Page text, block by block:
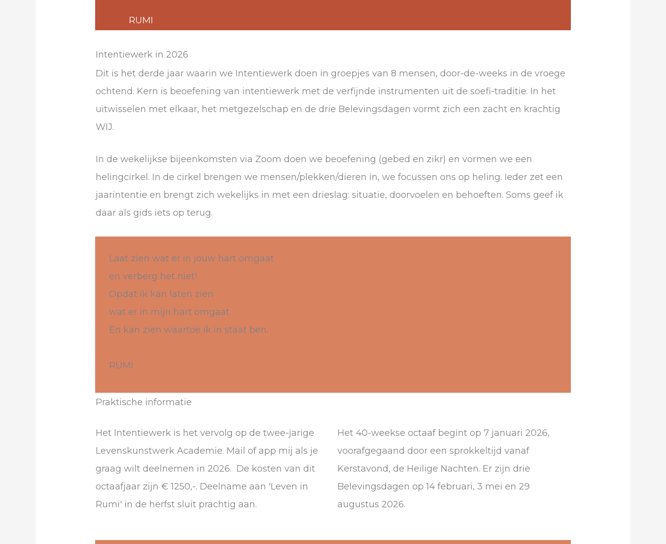
RUMI
Intentiewerk in 2026
Dit is het derde jaar waarin we Intentiewerk doen in groepjes van 8 mensen, door-de-weeks in de vroege
ochtend. Kern is beoefening van intentiewerk met de verfijnde instrumenten uit de soefi-traditie. In het
uitwisselen met elkaar, het metgezelschap en de drie Belevingsdagen vormt zich een zacht en krachtig
WIJ.
In de wekelijkse bijeenkomsten via Zoom doen we beoefening (gebed en zikr) en vormen we een
helingcirkel. In de cirkel brengen we mensen/plekken/dieren in, we focussen ons op heling. Ieder zet een
jaarintentie en brengt zich wekelijks in met een drieslag: situatie, doorvoelen en behoeften. Soms geef ik
daar als gids iets op terug.
Laat zien wat er in jouw hart omgaat
en verberg het niet!
Opdat ik kan laten zien
wat er in mijn hart omgaat
En kan zien waartoe ik in staat ben.
RUMI
Praktische informatie
Het Intentiewerk is het vervolg op de twee-jarige
Levenskunstwerk Academie. Mail of app mij als je
graag wilt deelnemen in 2026. De kosten van dit
octaafjaar zijn € 1250,-. Deelname aan 'Leven in
Rumi' in de herfst sluit prachtig aan.
Het 40-weekse octaaf begint op 7 januari 2026,
voorafgegaand door een sprokkeltijd vanaf
Kerstavond, de Heilige Nachten. Er zijn drie
Belevingsdagen op 14 februari, 3 mei en 29
augustus 2026.